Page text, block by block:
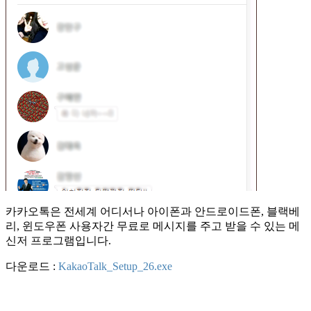
카카오톡은 전세계 어디서나 아이폰과 안드로이드폰, 블랙베
리, 윈도우폰 사용자간 무료로 메시지를 주고 받을 수 있는 메
신저 프로그램입니다.
다운로드 : KakaoTalk_Setup_26.exe